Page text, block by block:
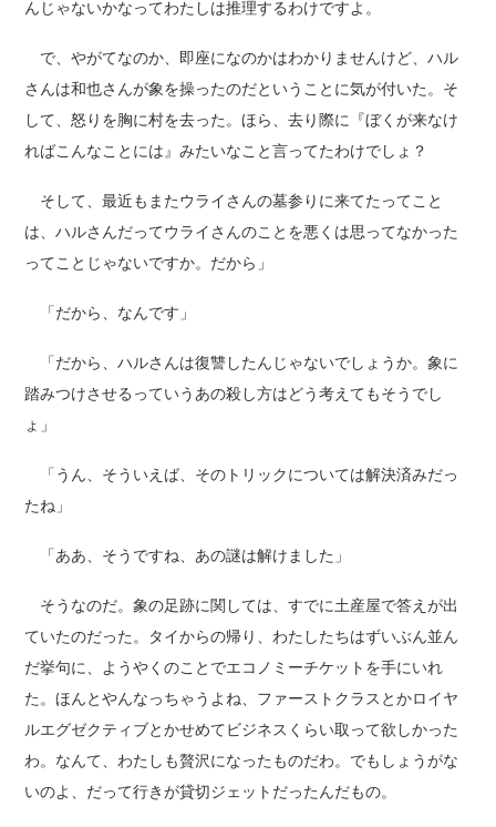
んじゃないかなってわたしは推理するわけですよ。
で、やがてなのか、即座になのかはわかりませんけど、ハル
さんは和也さんが象を操ったのだということに気が付いた。そ
して、怒りを胸に村を去った。ほら、去り際に『ぼくが来なけ
ればこんなことには』みたいなこと言ってたわけでしょ？
そして、最近もまたウライさんの墓参りに来てたってこと
は、ハルさんだってウライさんのことを悪くは思ってなかった
ってことじゃないですか。だから」
「だから、なんです」
「だから、ハルさんは復讐したんじゃないでしょうか。象に
踏みつけさせるっていうあの殺し方はどう考えてもそうでし
ょ」
「うん、そういえば、そのトリックについては解決済みだっ
たね」
「ああ、そうですね、あの謎は解けました」
そうなのだ。象の足跡に関しては、すでに土産屋で答えが出
ていたのだった。タイからの帰り、わたしたちはずいぶん並ん
だ挙句に、ようやくのことでエコノミーチケットを手にいれ
た。ほんとやんなっちゃうよね、ファーストクラスとかロイヤ
ルエグゼクティブとかせめてビジネスくらい取って欲しかった
わ。なんて、わたしも贅沢になったものだわ。でもしょうがな
いのよ、だって行きが貸切ジェットだったんだもの。